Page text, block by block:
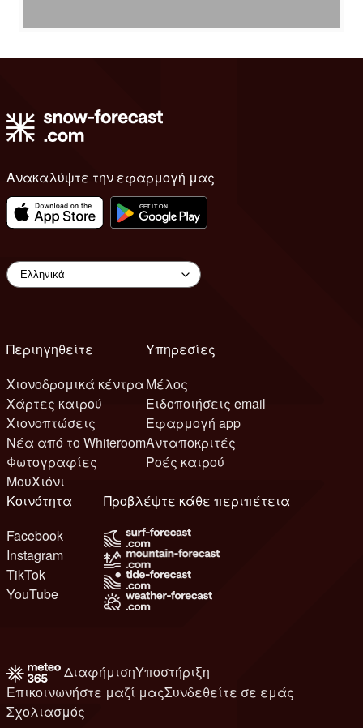
Ανακαλύψτε την εφαρμογή μας
Περιηγηθείτε
Χιονοδρομικά κέντρα
Χάρτες καιρού
Χιονοπτώσεις
Νέα από το Whiteroom
Φωτογραφίες
ΜουΧιόνι
Υπηρεσίες
Μέλος
Ειδοποιήσεις email
Εφαρμογή app
Ανταποκριτές
Ροές καιρού
Κοινότητα
Facebook
Instagram
TikTok
YouTube
Προβλέψτε κάθε περιπέτεια
ΔιαφήμισηΥποστήριξη
Επικοινωνήστε μαζί μαςΣυνδεθείτε σε εμάς
Σχολιασμός